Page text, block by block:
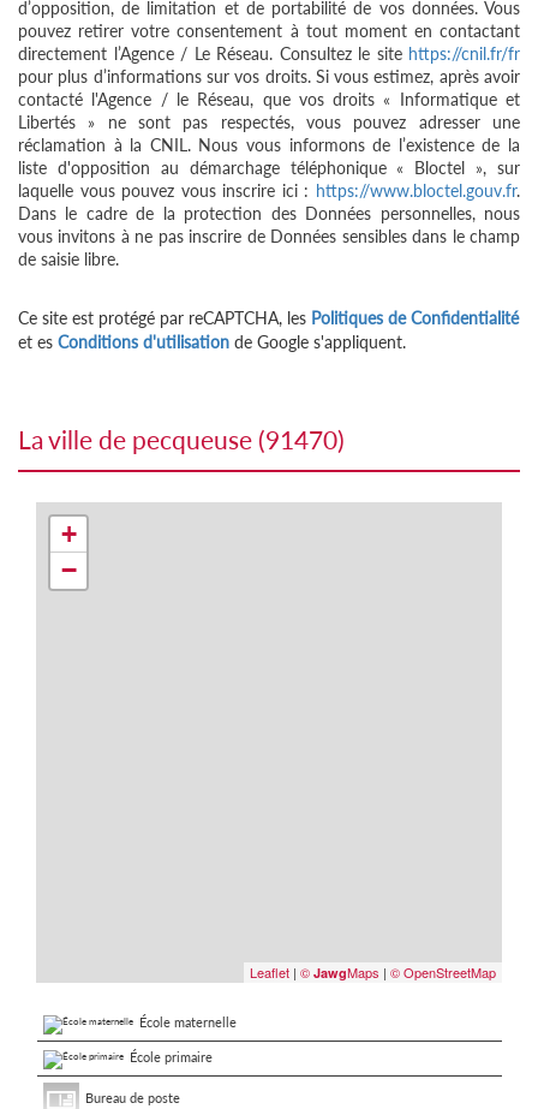
d’opposition, de limitation et de portabilité de vos données. Vous
pouvez retirer votre consentement à tout moment en contactant
directement l’Agence / Le Réseau. Consultez le site https://cnil.fr/fr
pour plus d’informations sur vos droits. Si vous estimez, après avoir
contacté l'Agence / le Réseau, que vos droits « Informatique et
Libertés » ne sont pas respectés, vous pouvez adresser une
réclamation à la CNIL. Nous vous informons de l’existence de la
liste d'opposition au démarchage téléphonique « Bloctel », sur
laquelle vous pouvez vous inscrire ici : https://www.bloctel.gouv.fr.
Dans le cadre de la protection des Données personnelles, nous
vous invitons à ne pas inscrire de Données sensibles dans le champ
de saisie libre.
Ce site est protégé par reCAPTCHA, les Politiques de Confidentialité
et es Conditions d'utilisation de Google s'appliquent.
la ville de pecqueuse (91470)
+
−
Leaflet | © JawgMaps | © OpenStreetMap
École maternelle
École primaire
Bureau de poste